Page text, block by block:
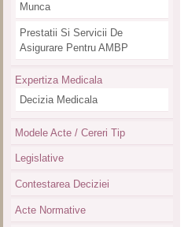
Munca
Prestatii Si Servicii De
Asigurare Pentru AMBP
Expertiza Medicala
Decizia Medicala
Modele Acte / Cereri Tip
Legislative
Contestarea Deciziei
Acte Normative